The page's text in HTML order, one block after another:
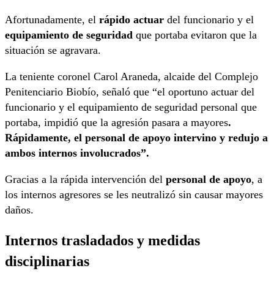
Afortunadamente, el rápido actuar del funcionario y el
equipamiento de seguridad que portaba evitaron que la
situación se agravara.
La teniente coronel Carol Araneda, alcaide del Complejo
Penitenciario Biobío, señaló que “el oportuno actuar del
funcionario y el equipamiento de seguridad personal que
portaba, impidió que la agresión pasara a mayores.
Rápidamente, el personal de apoyo intervino y redujo a
ambos internos involucrados”.
Gracias a la rápida intervención del personal de apoyo, a
los internos agresores se les neutralizó sin causar mayores
daños.
Internos trasladados y medidas
disciplinarias